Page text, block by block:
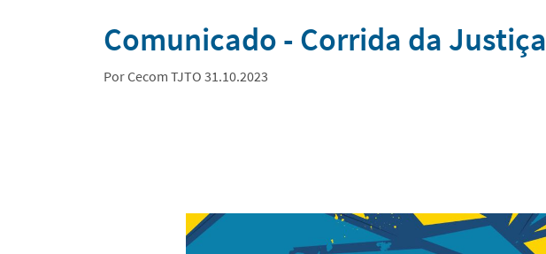
Notícias
Comunicado - Corrida da Justiça
Por Cecom TJTO 31.10.2023